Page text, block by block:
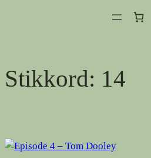
Stikkord: 14